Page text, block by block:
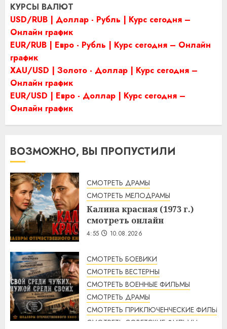
КУРСЫ ВАЛЮТ
USD/RUB | Доллар - Рубль | Курс сегодня –
Онлайн график
EUR/RUB | Евро - Рубль | Курс сегодня – Онлайн
график
XAU/USD | Золото - Доллар | Курс сегодня –
Онлайн график
EUR/USD | Евро - Доллар | Курс сегодня –
Онлайн график
ВОЗМОЖНО, ВЫ ПРОПУСТИЛИ
СМОТРЕТЬ ДРАМЫ
СМОТРЕТЬ МЕЛОДРАМЫ
Калина красная (1973 г.)
смотреть онлайн
4:55 10.08.2026
СМОТРЕТЬ БОЕВИКИ
СМОТРЕТЬ ВЕСТЕРНЫ
СМОТРЕТЬ ВОЕННЫЕ ФИЛЬМЫ
СМОТРЕТЬ ДРАМЫ
СМОТРЕТЬ ПРИКЛЮЧЕНЧЕСКИЕ ФИЛЬМЫ
СМОТРЕТЬ СОВЕТСКИЕ ФИЛЬМЫ